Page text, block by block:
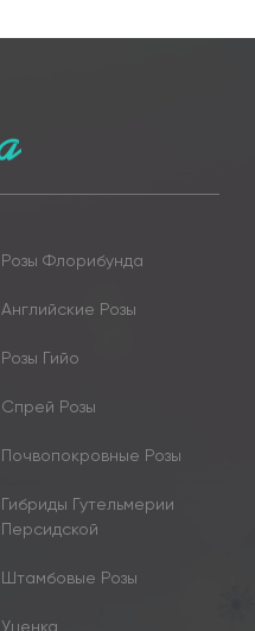
Розы Флорибунда
Английские Розы
Розы Гийо
Спрей Розы
Почвопокровные Розы
Гибриды Гутельмерии
Персидской
Штамбовые Розы
Уценка